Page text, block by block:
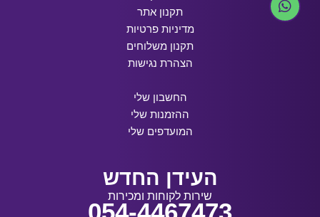
תקנון אתר
מדיניות פרטיות
תקנון משלוחים
הצהרת נגישות
החשבון שלי
ההזמנות שלי
המועדפים שלי
העידן החדש
שירות לקוחות ומכירות